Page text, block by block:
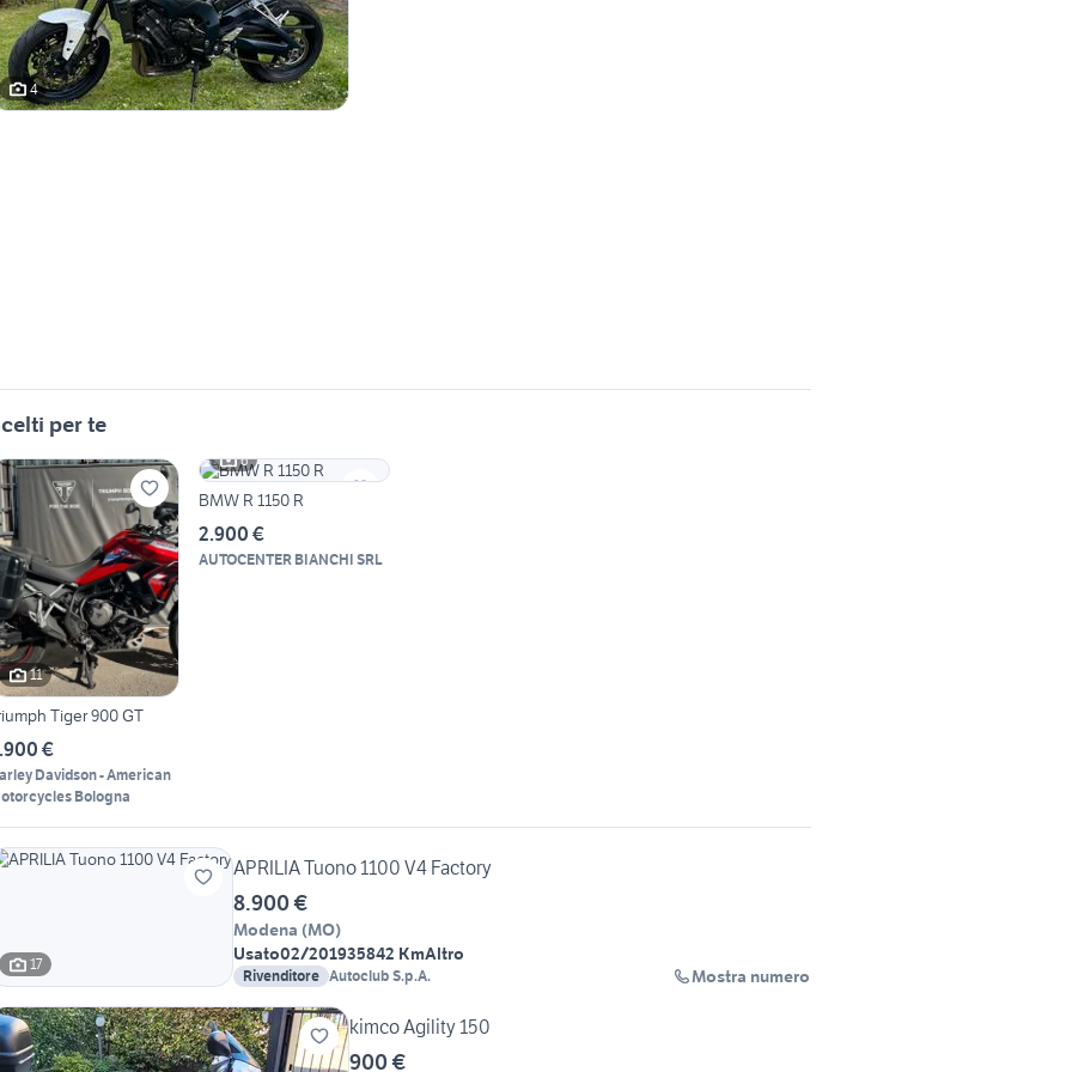
4
per te
11
Tiger 900 GT
€
Davidson - American
Bologna
6
BMW R 1150 R
2.900 €
AUTOCENTER BIANCHI SRL
17
APRILIA Tuono 1100 V4 Factory
8.900 €
Modena (MO)
Usato02/201935842 KmAltro
Rivenditore Autoclub S.p.A. Mostra numero
kimco Agility 150
900 €